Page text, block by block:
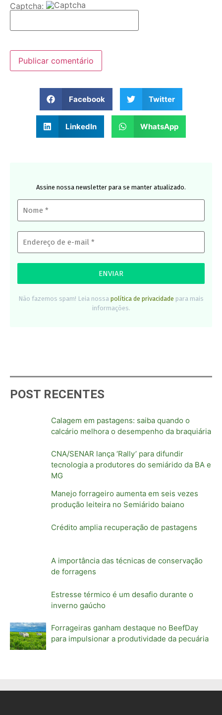
Captcha:
Facebook Twitter
LinkedIn WhatsApp
Assine nossa newsletter para se manter atualizado.
Não fazemos spam! Leia nossa política de privacidade para mais
informações.
POST RECENTES
Calagem em pastagens: saiba quando o
calcário melhora o desempenho da braquiária
CNA/SENAR lança ‘Rally’ para difundir
tecnologia a produtores do semiárido da BA e
MG
Manejo forrageiro aumenta em seis vezes
produção leiteira no Semiárido baiano
Crédito amplia recuperação de pastagens
A importância das técnicas de conservação
de forragens
Estresse térmico é um desafio durante o
inverno gaúcho
Forrageiras ganham destaque no BeefDay
para impulsionar a produtividade da pecuária